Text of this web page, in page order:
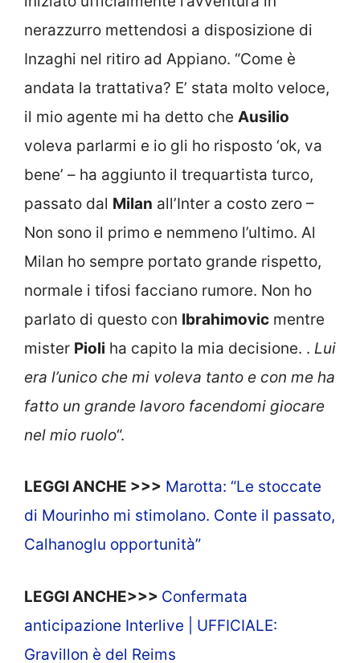
nerazzurro mettendosi a disposizione di
Inzaghi nel ritiro ad Appiano. “Come è
andata la trattativa? E’ stata molto veloce,
il mio agente mi ha detto che Ausilio
voleva parlarmi e io gli ho risposto ‘ok, va
bene’ – ha aggiunto il trequartista turco,
passato dal Milan all’Inter a costo zero –
Non sono il primo e nemmeno l’ultimo. Al
Milan ho sempre portato grande rispetto,
normale i tifosi facciano rumore. Non ho
parlato di questo con Ibrahimovic mentre
mister Pioli ha capito la mia decisione. . Lui
era l’unico che mi voleva tanto e con me ha
fatto un grande lavoro facendomi giocare
nel mio ruolo“.
LEGGI ANCHE >>> Marotta: “Le stoccate
di Mourinho mi stimolano. Conte il passato,
Calhanoglu opportunità”
LEGGI ANCHE>>> Confermata
anticipazione Interlive | UFFICIALE:
Gravillon è del Reims